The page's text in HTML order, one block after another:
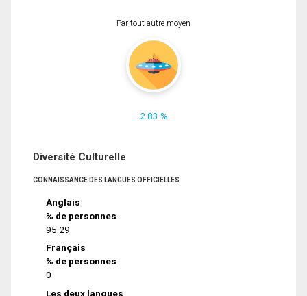
Par tout autre moyen
2.83 %
Diversité Culturelle
CONNAISSANCE DES LANGUES OFFICIELLES
Anglais
% de personnes
95.29
Français
% de personnes
0
Les deux langues